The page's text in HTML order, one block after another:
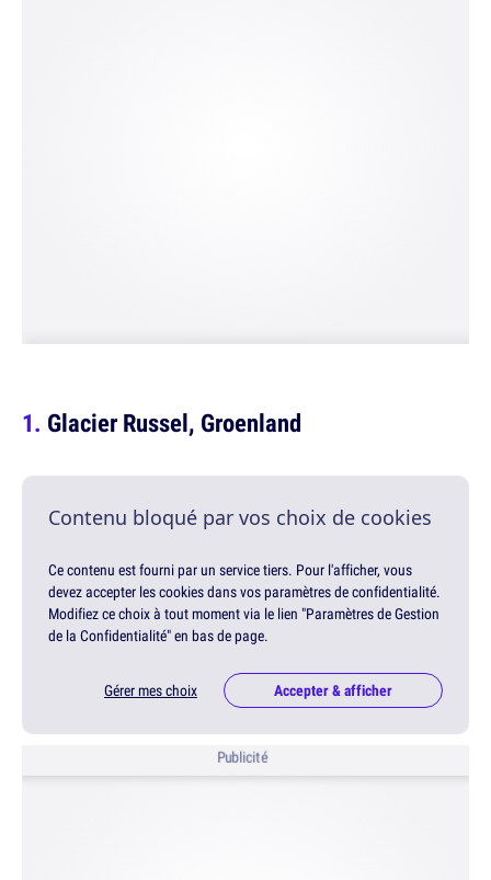
Glacier Russel, Groenland
Contenu bloqué par vos choix de cookies
Ce contenu est fourni par un service tiers. Pour l'afficher, vous
devez accepter les cookies dans vos paramètres de confidentialité.
Modifiez ce choix à tout moment via le lien "Paramètres de Gestion
de la Confidentialité" en bas de page.
Gérer mes choix Accepter & afficher
Publicité